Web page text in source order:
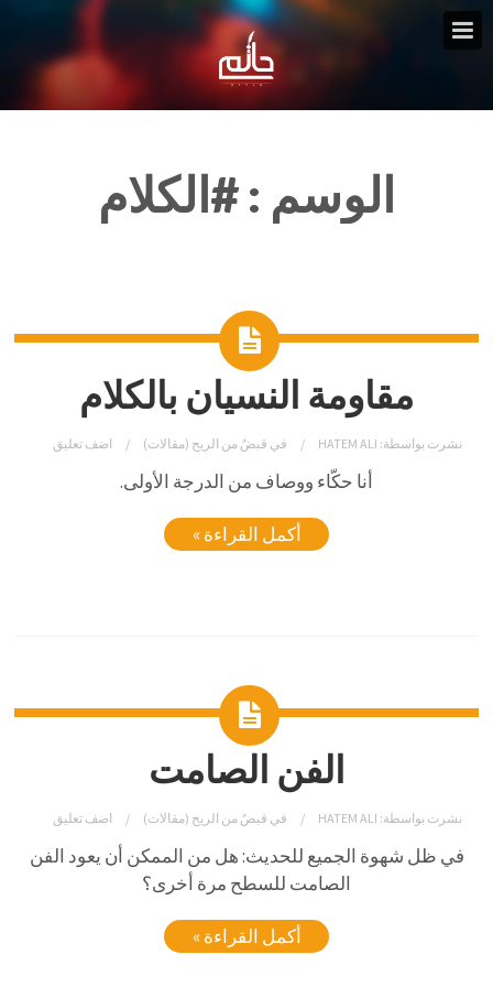
الوسم :#الكلام
مقاومة النسيان بالكلام
نشرت بواسطة: HATEM ALI في قبضٌ من الريح (مقالات) اضف تعليق
أنا حكّاء ووصاف من الدرجة الأولى.
أكمل القراءة »
الفن الصامت
نشرت بواسطة: HATEM ALI في قبضٌ من الريح (مقالات) اضف تعليق
في ظل شهوة الجميع للحديث: هل من الممكن أن يعود الفن
الصامت للسطح مرة أخرى؟
أكمل القراءة »